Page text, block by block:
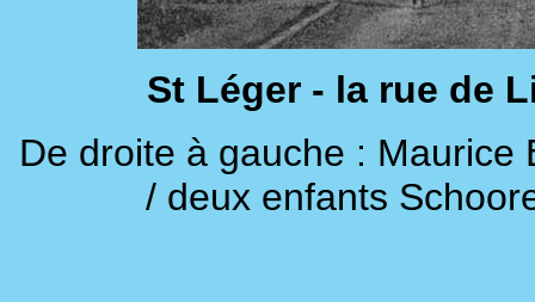
St Léger - la rue de
De droite à gauche : Maurice
/ deux enfants